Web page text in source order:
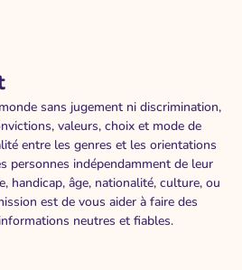
sans jugement ni discrimination,
valeurs, choix et mode de
entre les genres et les orientations
personnes indépendamment de leur
handicap, âge, nationalité, culture, ou
est de vous aider à faire des
neutres et fiables.